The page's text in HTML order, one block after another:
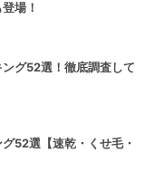
場！
グ52選！徹底調査して
52選【速乾・くせ毛・